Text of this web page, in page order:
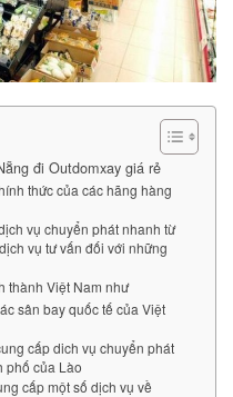
đi Outdomxay giá rẻ
thức của các hãng hàng
vụ chuyển phát nhanh từ
vụ tư vấn đối với những
thành Việt Nam như
sân bay quốc tế của Việt
cấp dich vụ chuyển phát
phố của Lào
cấp một số dịch vụ về